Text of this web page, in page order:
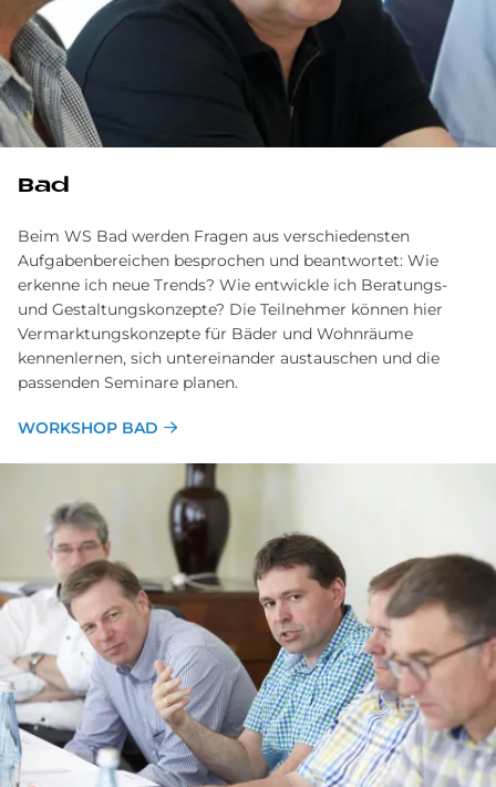
Bad
Beim WS Bad werden Fragen aus verschiedensten
Aufgabenbereichen besprochen und beantwortet: Wie
erkenne ich neue Trends? Wie entwickle ich Beratungs-
und Gestaltungskonzepte? Die Teilnehmer können hier
Vermarktungskonzepte für Bäder und Wohnräume
kennenlernen, sich untereinander austauschen und die
passenden Seminare planen.
WORKSHOP BAD